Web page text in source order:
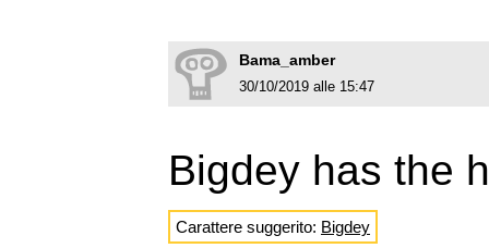
Bama_amber
30/10/2019 alle 15:47
Bigdey has the
Carattere suggerito: Bigdey